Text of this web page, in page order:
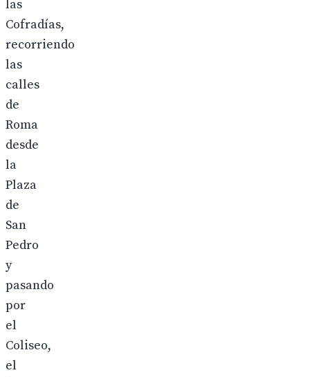
las
Cofradías,
recorriendo
las
calles
de
Roma
desde
la
Plaza
de
San
Pedro
y
pasando
por
el
Coliseo,
el